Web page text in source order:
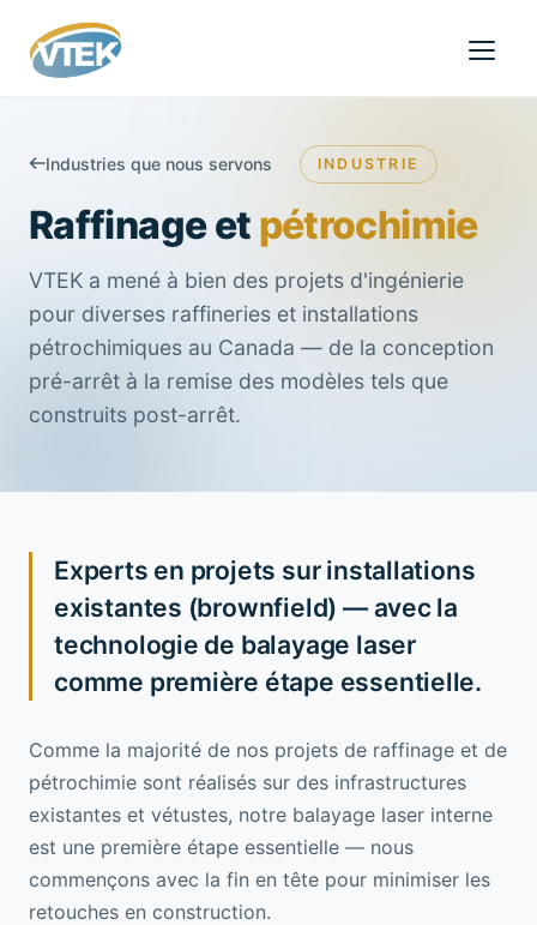
Industries que nous servons INDUSTRIE
Raffinage et pétrochimie
VTEK a mené à bien des projets d'ingénierie
pour diverses raffineries et installations
pétrochimiques au Canada — de la conception
pré-arrêt à la remise des modèles tels que
construits post-arrêt.
Experts en projets sur installations
existantes (brownfield) — avec la
technologie de balayage laser
comme première étape essentielle.
Comme la majorité de nos projets de raffinage et de
pétrochimie sont réalisés sur des infrastructures
existantes et vétustes, notre balayage laser interne
est une première étape essentielle — nous
commençons avec la fin en tête pour minimiser les
retouches en construction.